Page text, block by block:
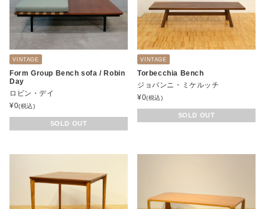
VINTAGE
Form Group Bench sofa / Robin
Day
ロビン・デイ
¥0(税込)
SOLD OUT
VINTAGE
Torbecchia Bench
ジョバンニ・ミケルッチ
¥0(税込)
SOLD OUT